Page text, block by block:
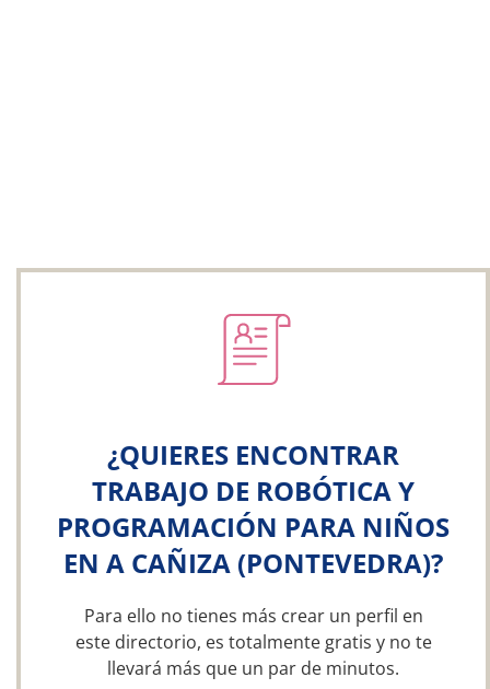
¿QUIERES ENCONTRAR
TRABAJO DE ROBÓTICA Y
PROGRAMACIÓN PARA NIÑOS
EN A CAÑIZA (PONTEVEDRA)?
Para ello no tienes más crear un perfil en
este directorio, es totalmente gratis y no te
llevará más que un par de minutos.